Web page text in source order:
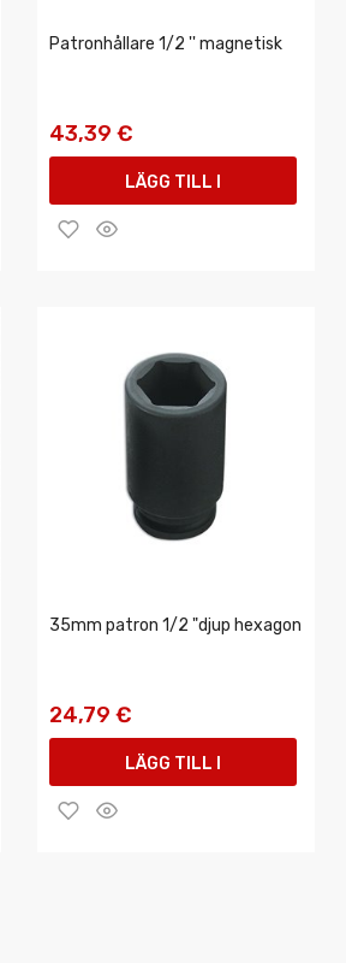
Patronhållare 1/2 '' magnetisk
43,39 €
LÄGG TILL I
VARUKORGEN
35mm patron 1/2 "djup hexagon
24,79 €
LÄGG TILL I
VARUKORGEN